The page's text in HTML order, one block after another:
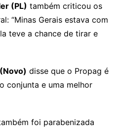
(PL) também criticou os
“Minas Gerais estava com
teve a chance de tirar e
disse que o Propag é
conjunta e uma melhor
foi parabenizada